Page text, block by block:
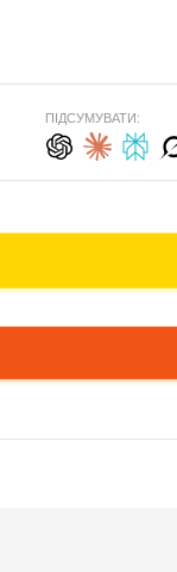
ПІДСУМУВАТИ: